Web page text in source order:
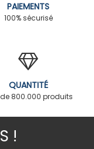
PAIEMENTS
100% sécurisé
QUANTITÉ
800.000 produits
!